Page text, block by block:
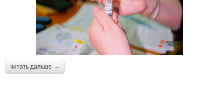
читать дальше →